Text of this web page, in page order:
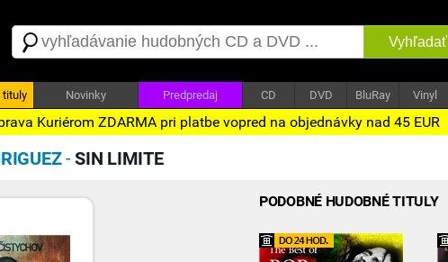
Vyhľadať
tituly Novinky Predpredaj CD DVD BluRay Vinyl
Kuriérom ZDARMA pri platbe vopred na objednávky nad 45 EUR
-SIN LIMITE
PODOBNÉ HUDOBNÉ TITULY